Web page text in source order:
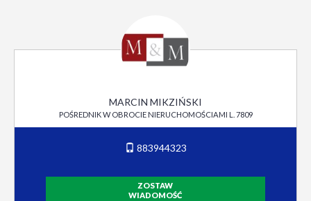
MARCIN MIKZIŃSKI
POŚREDNIK W OBROCIE NIERUCHOMOŚCIAMI L. 7809
883944323
ZOSTAW
WIADOMOŚĆ